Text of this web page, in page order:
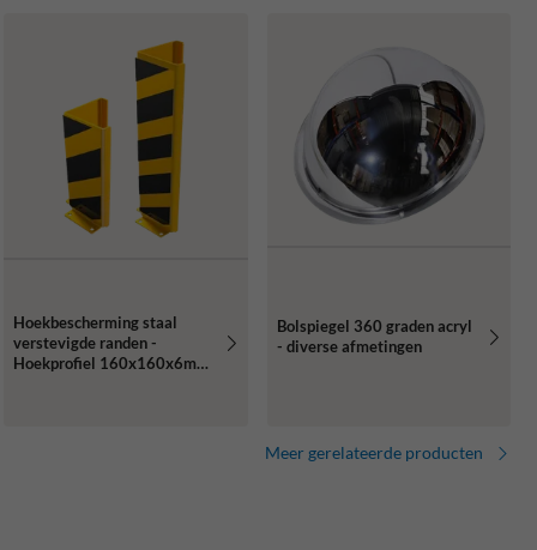
Hoekbescherming staal
verstevigde randen -
Hoekprofiel 160x160x6mm
Bolspiegel 360 graden acryl
- diverse afmetingen
Meer gerelateerde producten